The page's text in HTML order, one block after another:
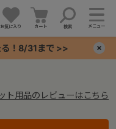
お気に入り カート 検索 メニュー
る！8/31まで >>
ト用品のレビューはこちら